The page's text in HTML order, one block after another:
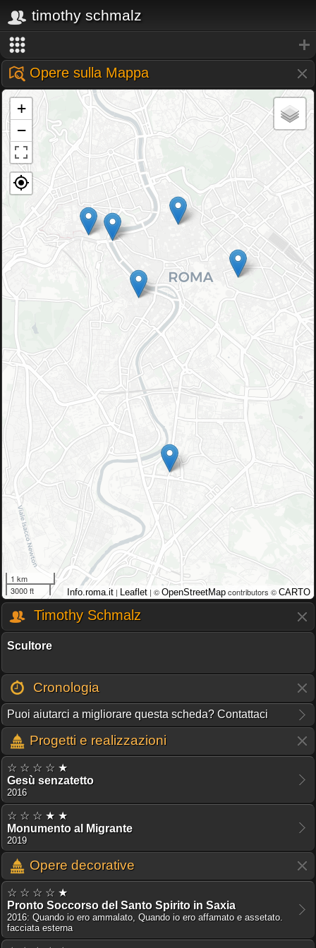
timothy schmalz
Opere sulla Mappa
+
−
1 km
3000 ft
Info.roma.it | Leaflet | © OpenStreetMap contributors © CARTO
Timothy Schmalz
Scultore
Cronologia
Puoi aiutarci a migliorare questa scheda? Contattaci
Progetti e realizzazioni
☆ ☆ ☆ ☆ ★
Gesù senzatetto
2016
☆ ☆ ☆ ★ ★
Monumento al Migrante
2019
Opere decorative
☆ ☆ ☆ ☆ ★
Pronto Soccorso del Santo Spirito in Saxia
2016: Quando io ero ammalato, Quando io ero affamato e assetato.
facciata esterna